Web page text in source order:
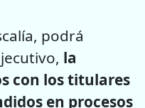
podrá
la
con los titulares
en procesos